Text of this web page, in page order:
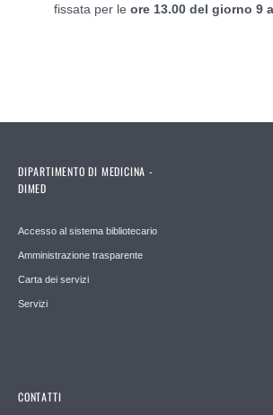
fissata per le ore 13.00 del giorno 9
DIPARTIMENTO DI MEDICINA -
DIMED
Accesso al sistema bibliotecario
Amministrazione trasparente
Carta dei servizi
Servizi
CONTATTI